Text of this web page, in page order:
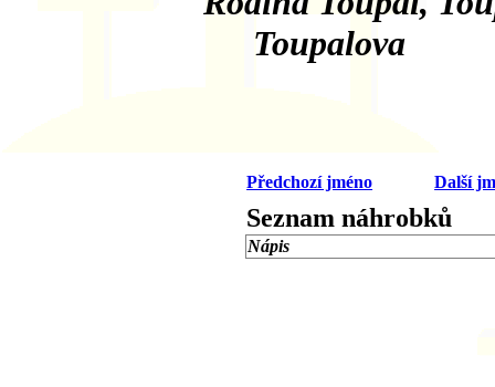
Toupalova
Předchozí jméno Další
Seznam náhrobků
Nápis